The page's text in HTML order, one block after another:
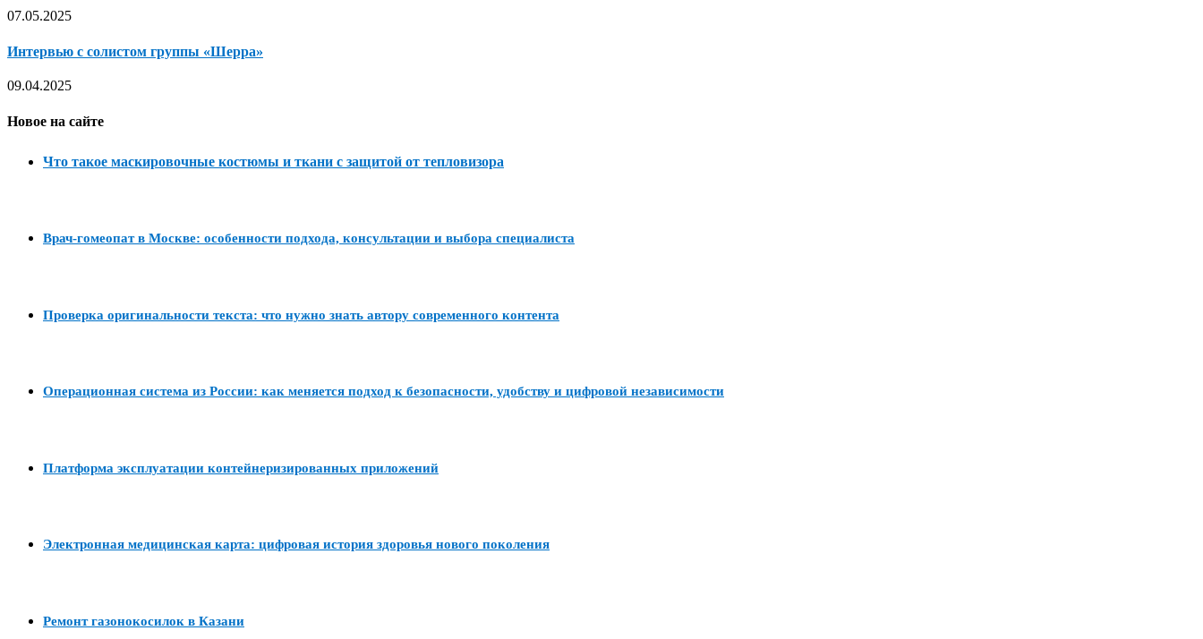
07.05.2025
Интервью с солистом группы «Шерра»
09.04.2025
Новое на сайте
Что такое маскировочные костюмы и ткани с защитой от тепловизора
Врач-гомеопат в Москве: особенности подхода, консультации и выбора специалиста
Проверка оригинальности текста: что нужно знать автору современного контента
Операционная система из России: как меняется подход к безопасности, удобству и цифровой независимости
Платформа эксплуатации контейнеризированных приложений
Электронная медицинская карта: цифровая история здоровья нового поколения
Ремонт газонокосилок в Казани